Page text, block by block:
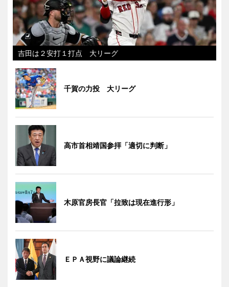
吉田は２安打１打点 大リーグ
千賀の力投 大リーグ
高市首相靖国参拝「適切に判断」
木原官房長官「拉致は現在進行形」
ＥＰＡ視野に議論継続